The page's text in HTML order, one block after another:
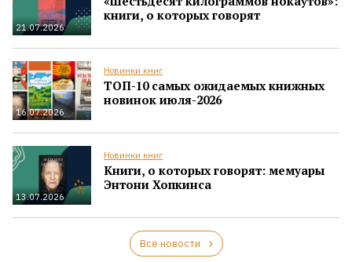
21.07.2026
книги, о которых говорят
16.07.2026
Новинки книг
ТОП-10 самых ожидаемых книжных
новинок июля-2026
13.07.2026
Новинки книг
Книги, о которых говорят: мемуары
Энтони Хопкинса
Все новости